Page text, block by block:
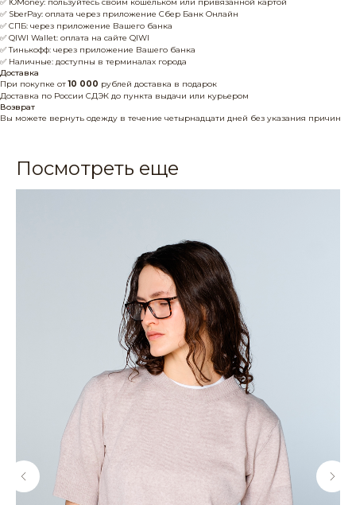
✅ SberPay: оплата через приложение Сбер Банк Онлайн
✅ СПБ: через приложение Вашего банка
✅ QIWI Wallet: оплата на сайте QIWI
✅ Тинькофф: через приложение Вашего банка
✅ Наличные: доступны в терминалах города
Доставка
При покупке от10 000 рублей доставка в подарок
Доставка по России СДЭК до пункта выдачи или курьером
Возврат
Вы можете вернуть одежду в течение четырнадцати дней без указания причин
Посмотреть еще